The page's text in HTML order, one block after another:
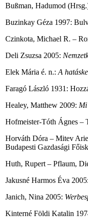
Bußman, Hadumod
Buzinkay Géza 1997:
Czinkota, Michael R. –
Deli Zsuzsa 2005:
Elek Mária é. n.: A
Faragó László 1931:
Healey, Matthew 2009:
Hofmeister-Tóth Ágnes –
Horváth Dóra – Mitev
Budapesti Gazdasági
Huth, Rupert – Pflaum,
Jakusné Harmos Éva
Janich, Nina 2005:
Kinterné Földi Katalin